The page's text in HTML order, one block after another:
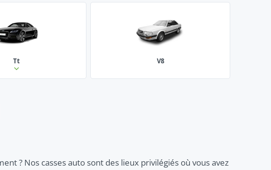
Tt V8
? Nos casses auto sont des lieux privilégiés où vous avez